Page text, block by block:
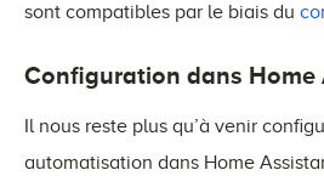
sont compatibles par le biais du
Configuration dans Home
Il nous reste plus qu’à venir
automatisation dans Home